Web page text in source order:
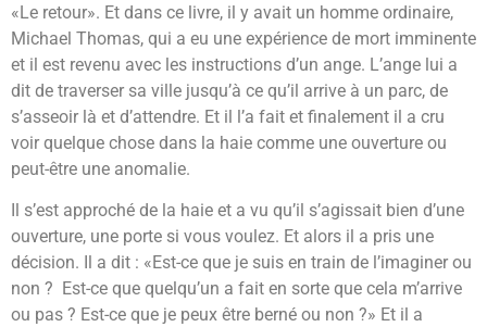
«Le retour». Et dans ce livre, il y avait un homme ordinaire,
Michael Thomas, qui a eu une expérience de mort imminente
et il est revenu avec les instructions d’un ange. L’ange lui a
dit de traverser sa ville jusqu’à ce qu’il arrive à un parc, de
s’asseoir là et d’attendre. Et il l’a fait et finalement il a cru
voir quelque chose dans la haie comme une ouverture ou
peut-être une anomalie.
Il s’est approché de la haie et a vu qu’il s’agissait bien d’une
ouverture, une porte si vous voulez. Et alors il a pris une
décision. Il a dit : «Est-ce que je suis en train de l’imaginer ou
non ? Est-ce que quelqu’un a fait en sorte que cela m’arrive
ou pas ? Est-ce que je peux être berné ou non ?» Et il a